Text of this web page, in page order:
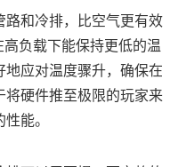
路和冷排，比空气更有效
负载下能保持更低的温
应对温度骤升，确保在
将硬件推至极限的玩家来
能。